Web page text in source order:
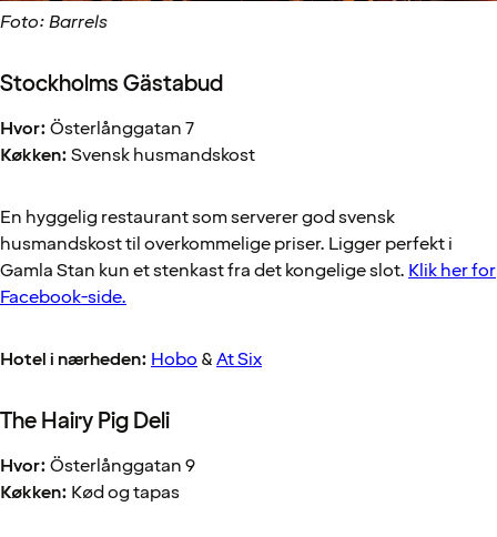
Foto: Barrels
Stockholms Gästabud
Hvor:Österlånggatan 7
Køkken:Svensk husmandskost
En hyggelig restaurant som serverer god svensk
husmandskost til overkommelige priser. Ligger perfekt i
Gamla Stan kun et stenkast fra det kongelige slot. Klik her for
Facebook-side.
Hotel i nærheden: Hobo &At Six
The Hairy Pig Deli
Hvor:Österlånggatan 9
Køkken: Kød og tapas